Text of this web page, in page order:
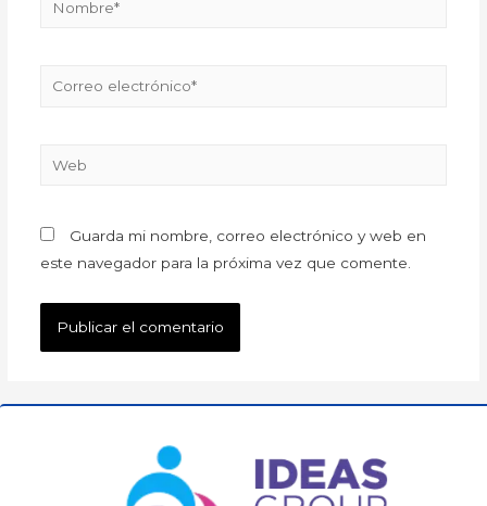
Guarda mi nombre, correo electrónico y web en
este navegador para la próxima vez que comente.